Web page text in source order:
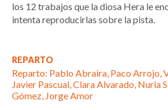
los 12 trabajos que la diosa Hera le
intenta reproducirlas sobre la pista.
REPARTO
Reparto: Pablo Abraira, Paco Arrojo,
Javier Pascual, Clara Alvarado, Nuria
Gómez, Jorge Amor